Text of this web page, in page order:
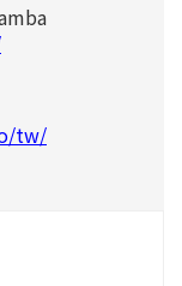
tw/